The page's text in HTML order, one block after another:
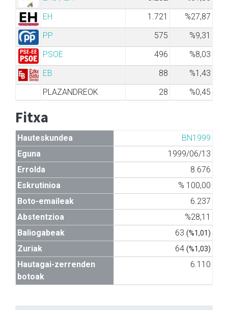
EH
1.721
%27,87
PP
575
%9,31
PSOE
496
%8,03
EB
88
%1,43
PLAZANDREOK
28 %0,45
Fitxa
Hauteskundea
BN1999
Eguna
1999/06/13
Errolda
8.676
Eskrutinioa
% 100,00
Boto-emaileak
6.237
Abstentzioa
%28,11
Baliogabeak
63 (%1,01)
Zuriak 64 (%1,03)
Hautagai-zerrenden
botoak
6.110